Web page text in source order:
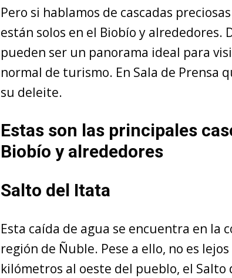
Pero si hablamos de cascadas
están solos en el Biobío y alrededores.
pueden ser un panorama ideal para
normal de turismo. En Sala de Prensa
su deleite.
Estas son las principales
Biobío y alrededores
Salto del Itata
Esta caída de agua se encuentra en la
región de Ñuble. Pese a ello, no es
kilómetros al oeste del pueblo, el Salto